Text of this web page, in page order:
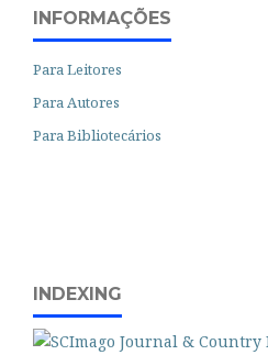
INFORMAÇÕES
Para Leitores
Para Autores
Para Bibliotecários
INDEXING